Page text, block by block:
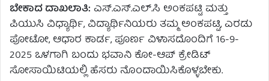
ಬೇಕಾದ ದಾಖಲಾತಿ: ಎಸ್.ಎಸ್.ಎಲ್.ಸಿ ಅಂಕಪಟ್ಟಿ ಮತ್ತು
ಪಿಯುಸಿ ವಿಧ್ಯಾರ್ಥಿ, ವಿದ್ಯಾರ್ಥಿನಿಯರು ತಮ್ಮ ಅಂಕಪಟ್ಟಿ, ಎರಡು
ಪೋಟೋ, ಆಧಾರ ಕಾರ್ಡ, ಪೂರ್ಣ ವಿಳಾಸದೊಂದಿಗೆ 16-9-
2025 ಒಳಗಾಗಿ ಬಂದು ಭವಾನಿ ಕೋ-ಆಪ್ ಕ್ರೇಡಿಟ್
ಸೋಸಾಯಿಟಿಯಲ್ಲಿ ಹೆಸರು ನೊಂದಾಯಿಸಿಕೊಳ್ಳಬೇಕು.